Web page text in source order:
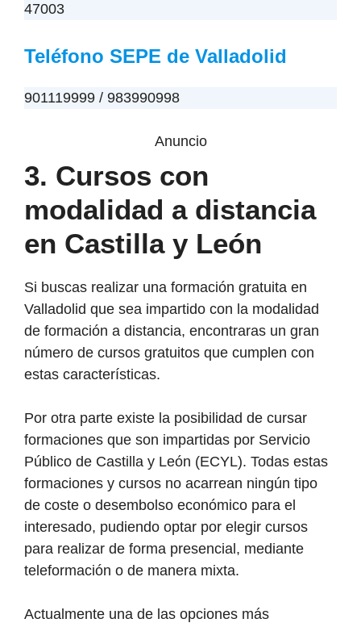
47003
Teléfono SEPE de Valladolid
901119999 / 983990998
Anuncio
3. Cursos con
modalidad a distancia
en Castilla y León
Si buscas realizar una formación gratuita en
Valladolid que sea impartido con la modalidad
de formación a distancia, encontraras un gran
número de cursos gratuitos que cumplen con
estas características.
Por otra parte existe la posibilidad de cursar
formaciones que son impartidas por Servicio
Público de Castilla y León (ECYL). Todas estas
formaciones y cursos no acarrean ningún tipo
de coste o desembolso económico para el
interesado, pudiendo optar por elegir cursos
para realizar de forma presencial, mediante
teleformación o de manera mixta.
Actualmente una de las opciones más